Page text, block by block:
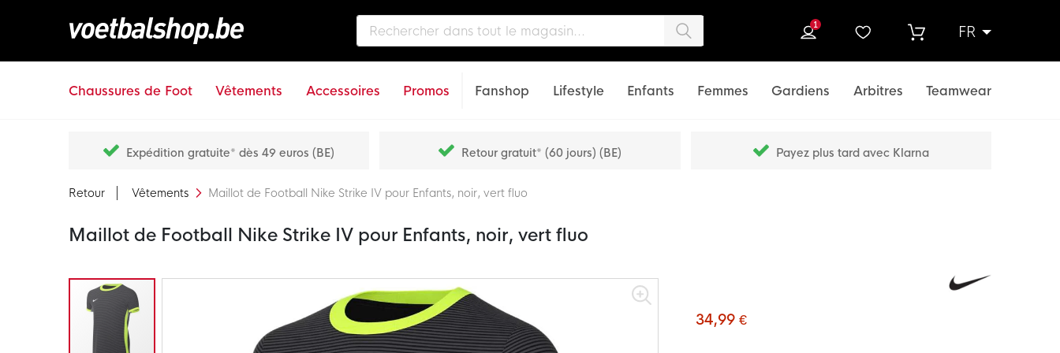
FR
1
Chaussures de Foot Vêtements Accessoires Promos Fanshop Lifestyle Enfants Femmes Gardiens Arbitres Teamwear
Expédition gratuite* dès 49 euros (BE) Retour gratuit* (60 jours) (BE) Payez plus tard avec Klarna
Retour Vêtements Maillot de Football Nike Strike IV pour Enfants, noir, vert fluo
Maillot de Football Nike Strike IV pour Enfants, noir, vert fluo
Passer
34,99 €